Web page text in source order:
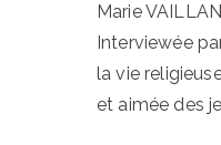
Marie
Interviewée
la vie
et aimée des